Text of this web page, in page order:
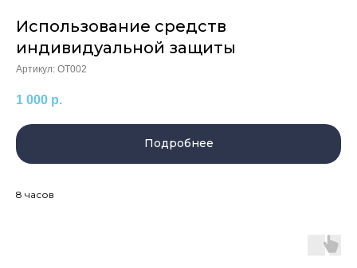
Использование средств
индивидуальной защиты
Артикул: OT002
1 000 р.
Подробнее
8 часов